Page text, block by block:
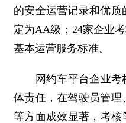
的安全运营记录和优
定为AA级；24家企业
基本运营服务标准。
网约车平台企业
体责任，在驾驶员管理
等方面成效显著，考